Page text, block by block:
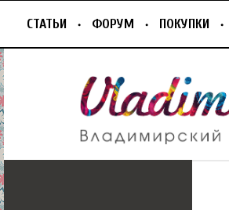
СТАТЬИ ФОРУМ ПОКУПКИ